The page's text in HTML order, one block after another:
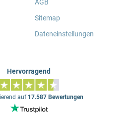
AGB
Sitemap
Dateneinstellungen
Hervorragend
auf 17.587 Bewertungen